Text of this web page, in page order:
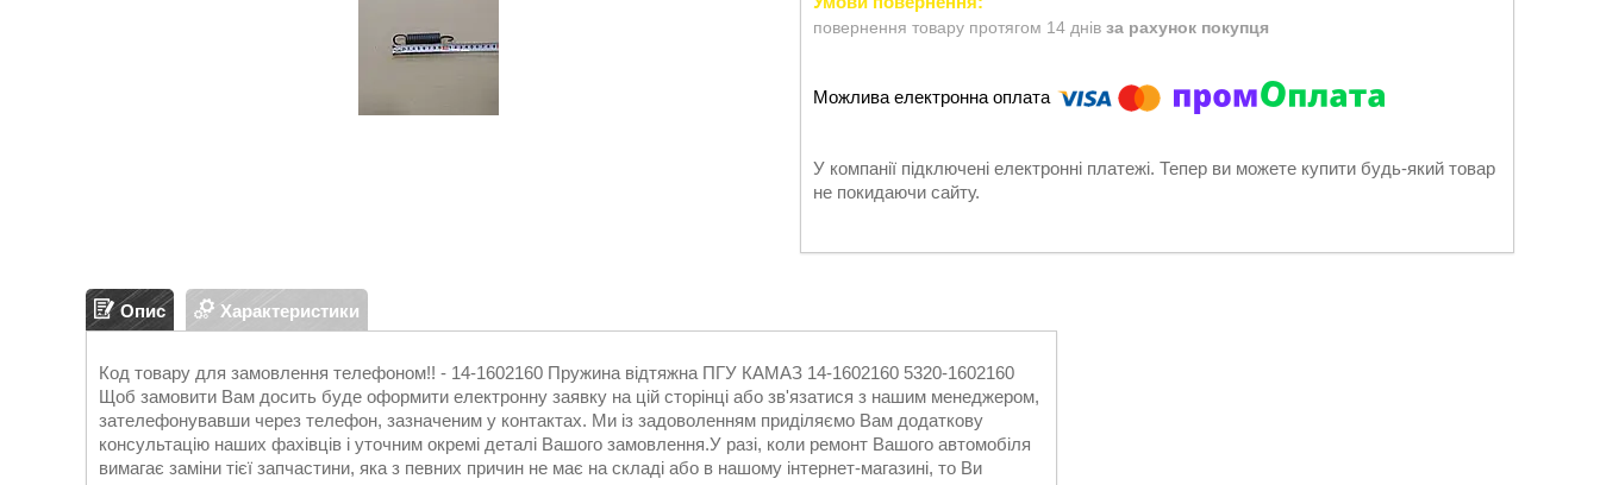
повернення товару протягом 14 днів за рахунок покупця
У компанії підключені електронні платежі. Тепер ви можете купити будь-який товар
не покидаючи сайту.
Опис Характеристики
Код товару для замовлення телефоном!! - 14-1602160 Пружина відтяжна ПГУ КАМАЗ 14-1602160 5320-1602160
Щоб замовити Вам досить буде оформити електронну заявку на цій сторінці або зв'язатися з нашим менеджером,
зателефонувавши через телефон, зазначеним у контактах. Ми із задоволенням приділяємо Вам додаткову
консультацію наших фахівців і уточним окремі деталі Вашого замовлення.У разі, коли ремонт Вашого автомобіля
вимагає заміни тієї запчастини, яка з певних причин не має на складі або в нашому інтернет-магазині, то Ви